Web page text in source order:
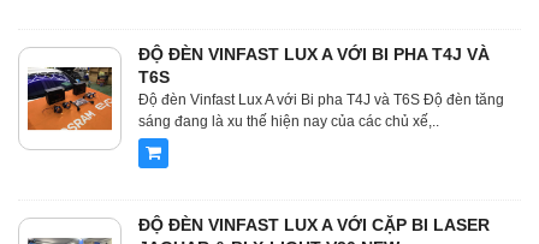
ĐỘ ĐÈN VINFAST LUX A VỚI BI PHA T4J VÀ
T6S
Độ đèn Vinfast Lux A với Bi pha T4J và T6S Độ đèn tăng
sáng đang là xu thế hiện nay của các chủ xế,..
ĐỘ ĐÈN VINFAST LUX A VỚI CẶP BI LASER